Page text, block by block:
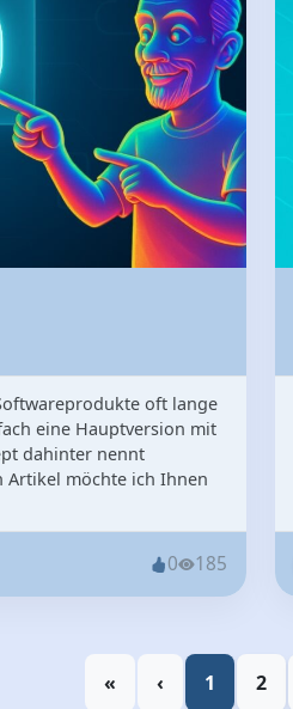
oft lange
eine Hauptversion mit
dahinter nennt
Artikel möchte ich Ihnen
0 185
« ‹ 1 2